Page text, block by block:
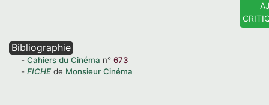
Bibliographie
Cahiers du Cinéma n° 673
FICHE de Monsieur Cinéma